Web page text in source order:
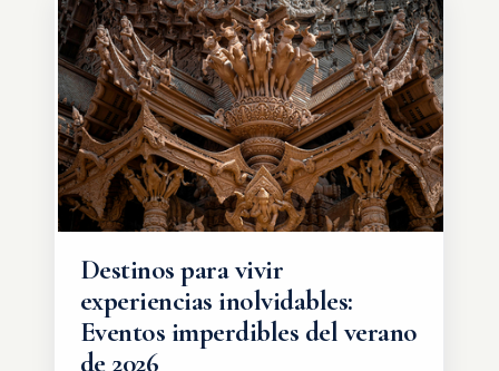
amplias. Entre ellas se encuentra
África, un continente que ofrece una
experiencia de viaje completamente
diferente.
Destinos para vivir
experiencias inolvidables:
Eventos imperdibles del verano
de 2026